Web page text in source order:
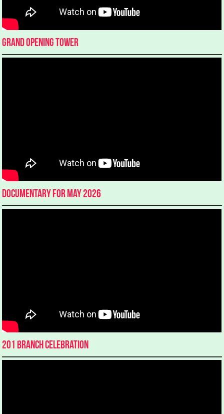
Grand Opening Tower
Documentary for May 2026
201 Branch Celebration